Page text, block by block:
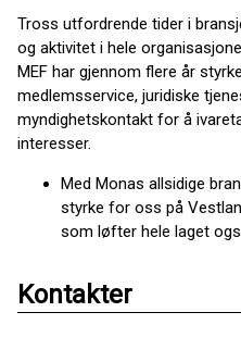
Tross utfordrende tider i
og aktivitet i hele
MEF har gjennom flere år
medlemsservice, juridiske
myndighetskontakt for å
interesser.
Med Monas allsidige
styrke for oss på
som løfter hele laget
Kontakter